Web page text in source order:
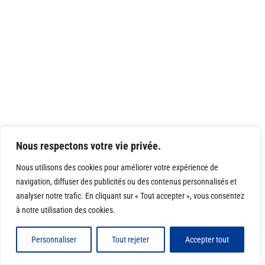
Nous respectons votre vie privée.
Nous utilisons des cookies pour améliorer votre expérience de
navigation, diffuser des publicités ou des contenus personnalisés et
analyser notre trafic. En cliquant sur « Tout accepter », vous consentez
à notre utilisation des cookies.
Personnaliser Tout rejeter Accepter tout